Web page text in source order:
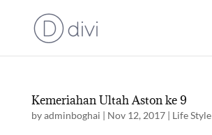
Kemeriahan Ultah Aston ke 9
byadminboghai | Nov 12, 2017| Life Style